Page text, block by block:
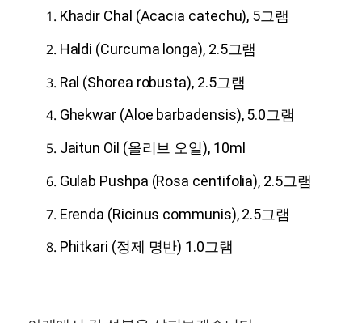
Khadir Chal (Acacia catechu), 5그램
Haldi (Curcuma longa), 2.5그램
Ral (Shorea robusta), 2.5그램
Ghekwar (Aloe barbadensis), 5.0그램
Jaitun Oil (올리브 오일), 10ml
Gulab Pushpa (Rosa centifolia), 2.5그램
Erenda (Ricinus communis), 2.5그램
Phitkari (정제 명반) 1.0그램